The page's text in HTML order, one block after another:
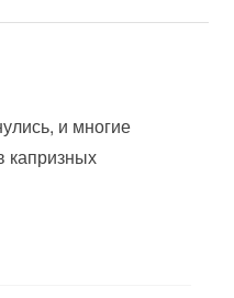
и многие
капризных